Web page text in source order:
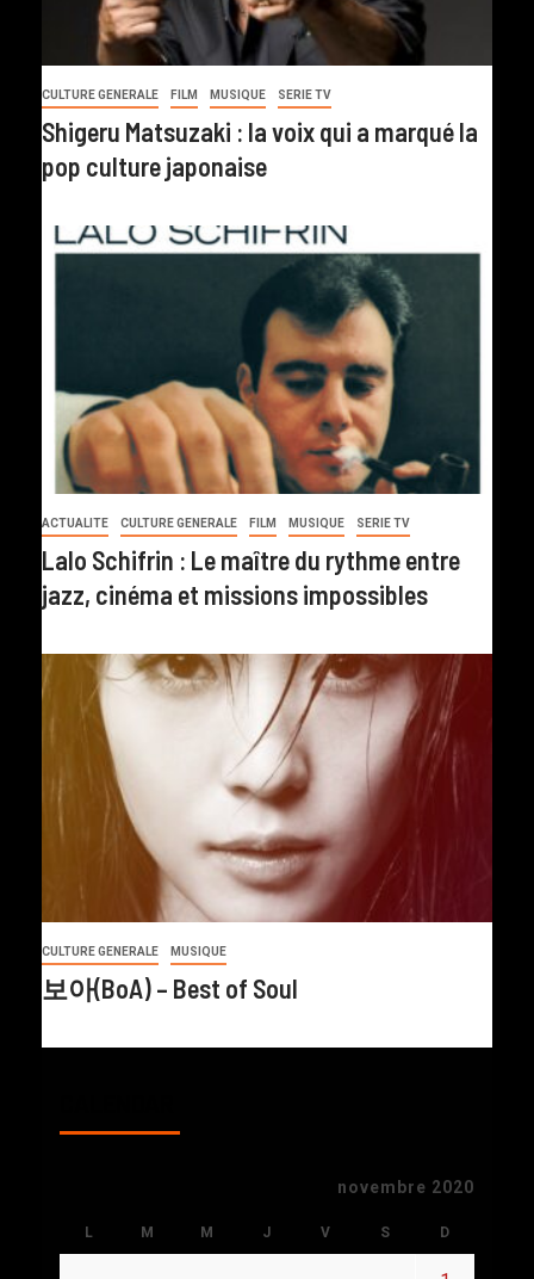
CULTURE GENERALE FILM MUSIQUE SERIE TV
Shigeru Matsuzaki : la voix qui a marqué la
pop culture japonaise
ACTUALITE CULTURE GENERALE FILM MUSIQUE SERIE TV
Lalo Schifrin : Le maître du rythme entre
jazz, cinéma et missions impossibles
CULTURE GENERALE MUSIQUE
보아(BoA) – Best of Soul
novembre 2020
L M M J V S D